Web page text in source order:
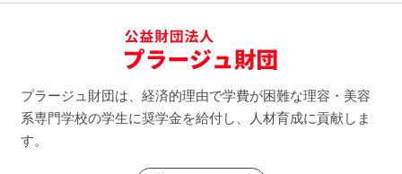
プラージュ財団は、経済的理由で学費が困難な理容・美容
系専門学校の学生に奨学金を給付し、人材育成に貢献しま
す。